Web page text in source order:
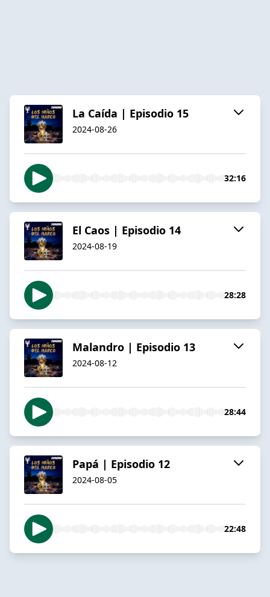
La Caída | Episodio 15
2024-08-26
32:16
El Caos | Episodio 14
2024-08-19
28:28
Malandro | Episodio 13
2024-08-12
28:44
Papá | Episodio 12
2024-08-05
22:48